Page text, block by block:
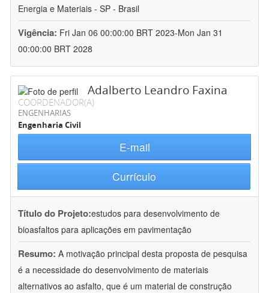
Energia e Materiais - SP - Brasil
Vigência: Fri Jan 06 00:00:00 BRT 2023-Mon Jan 31
00:00:00 BRT 2028
Adalberto Leandro Faxina
COORDENADOR(A)
ENGENHARIAS
Engenharia Civil
E-mail
Currículo
Título do Projeto:estudos para desenvolvimento de
bioasfaltos para aplicações em pavimentação
Resumo: A motivação principal desta proposta de pesquisa
é a necessidade do desenvolvimento de materiais
alternativos ao asfalto, que é um material de construção